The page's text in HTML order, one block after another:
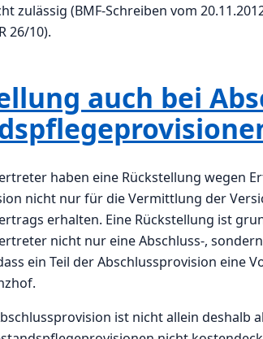
zulässig (BMF-Schreiben vom
26/10).
auch bei
haben eine Rückstellung wegen
nicht nur für die Vermittlung der
erhalten. Eine Rückstellung ist
nicht nur eine Abschluss-,
ein Teil der Abschlussprovision eine
ist nicht allein deshalb